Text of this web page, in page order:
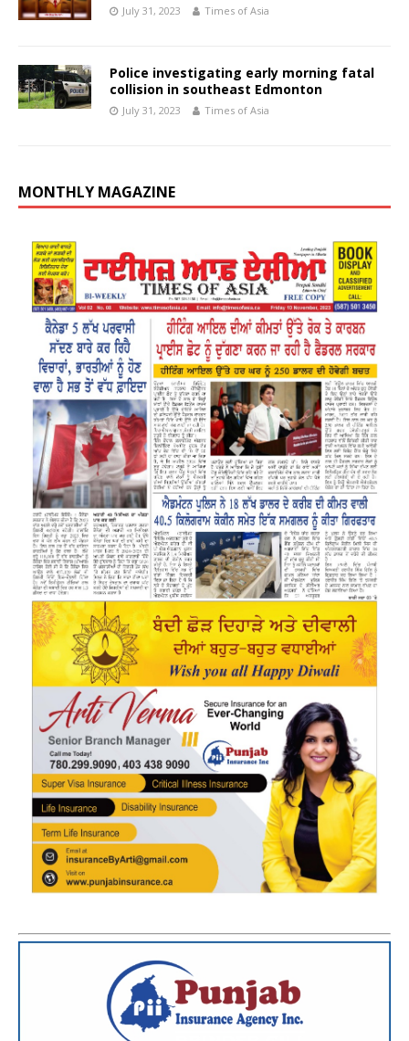
July 31, 2023 Times of Asia
Police investigating early morning fatal
collision in southeast Edmonton
July 31, 2023 Times of Asia
MONTHLY MAGAZINE